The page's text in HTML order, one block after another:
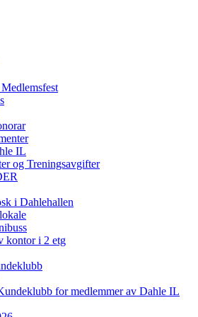
IL
og Treningsavgifter
i Dahlehallen
kontor i 2 etg
for medlemmer av Dahle IL